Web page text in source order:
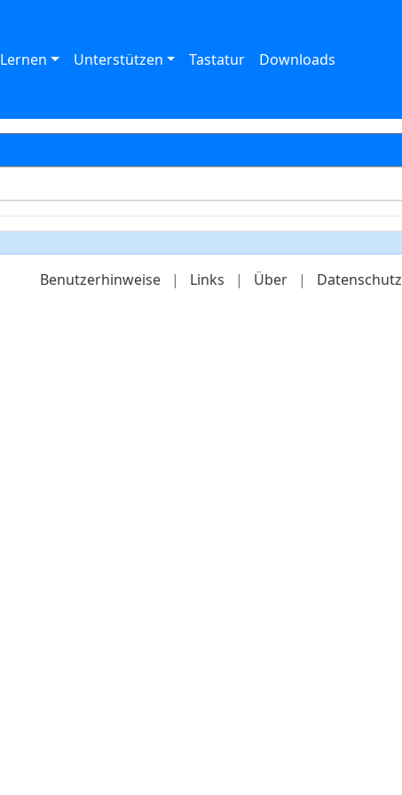
Lernen Unterstützen Tastatur Downloads
Benutzerhinweise | Links | Über | Datenschutz